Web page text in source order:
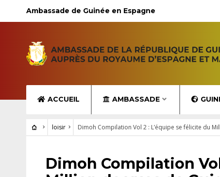
Ambassade de Guinée en Espagne
ACCUEIL AMBASSADE
loisir Dimoh Compilation Vol 2 : L’équipe se félicite du
LOISIR
Dimoh Compilation